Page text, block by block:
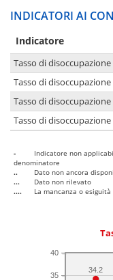
INDICATORI AI
Indicatore
Tasso di
Tasso di
Tasso di disoccupazione
Tasso di
-
Indicatore non
denominatore
..
Dato non ancora
...
Dato non rilevato
....
La mancanza o
35
40
34.2